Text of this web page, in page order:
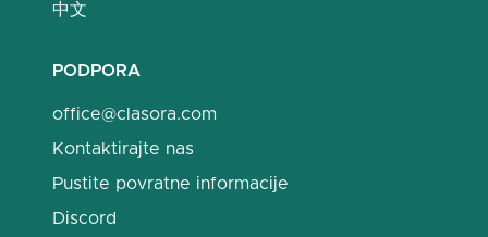
中文
PODPORA
office@clasora.com
Kontaktirajte nas
Pustite povratne informacije
Discord